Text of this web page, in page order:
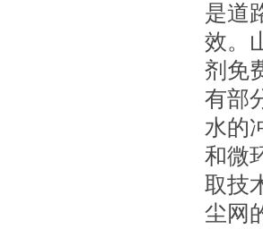
是道
效。
剂免
有部
水的
和微
取技
尘网